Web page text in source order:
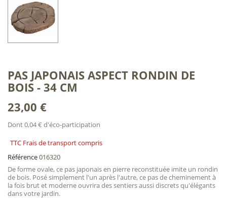
PAS JAPONAIS ASPECT RONDIN DE
BOIS - 34 CM
23,00 €
Dont 0,04 € d'éco-participation
TTC Frais de transport compris
Référence016320
De forme ovale, ce pas japonais en pierre reconstituée imite un rondin
de bois. Posé simplement l'un après l'autre, ce pas de cheminement à
la fois brut et moderne ouvrira des sentiers aussi discrets qu'élégants
dans votre jardin.